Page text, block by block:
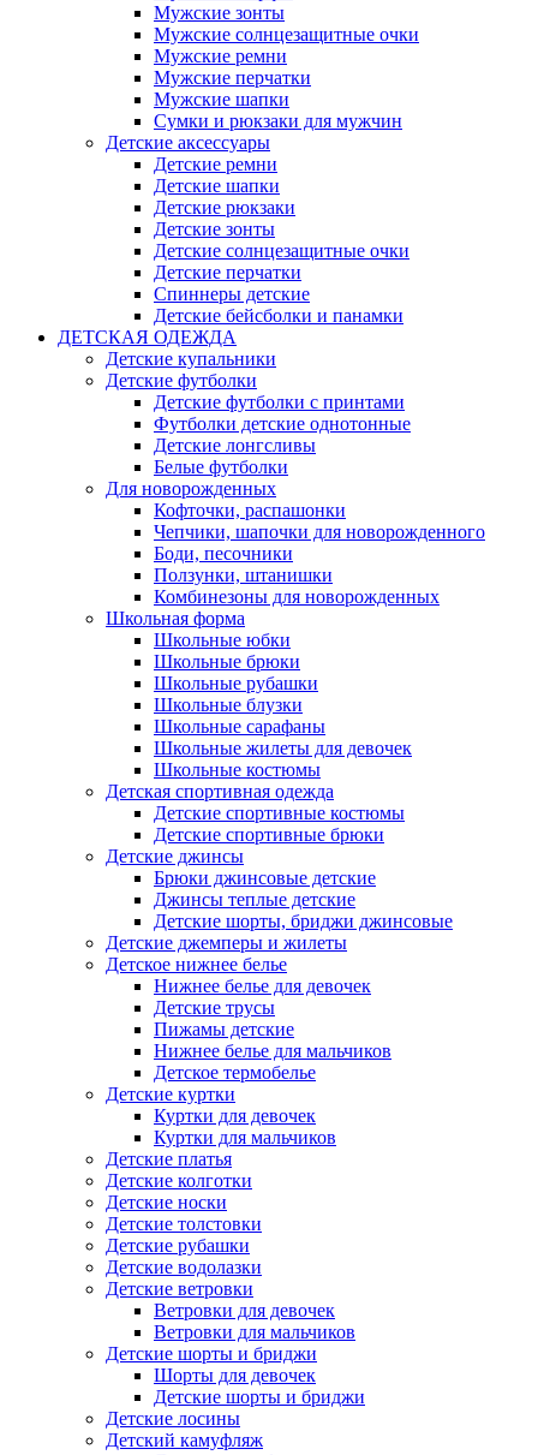
Мужские зонты
Мужские солнцезащитные очки
Мужские ремни
Мужские перчатки
Мужские шапки
Сумки и рюкзаки для мужчин
Детские аксессуары
Детские ремни
Детские шапки
Детские рюкзаки
Детские зонты
Детские солнцезащитные очки
Детские перчатки
Спиннеры детские
Детские бейсболки и панамки
ДЕТСКАЯ ОДЕЖДА
Детские купальники
Детские футболки
Детские футболки с принтами
Футболки детские однотонные
Детские лонгсливы
Белые футболки
Для новорожденных
Кофточки, распашонки
Чепчики, шапочки для новорожденного
Боди, песочники
Ползунки, штанишки
Комбинезоны для новорожденных
Школьная форма
Школьные юбки
Школьные брюки
Школьные рубашки
Школьные блузки
Школьные сарафаны
Школьные жилеты для девочек
Школьные костюмы
Детская спортивная одежда
Детские спортивные костюмы
Детские спортивные брюки
Детские джинсы
Брюки джинсовые детские
Джинсы теплые детские
Детские шорты, бриджи джинсовые
Детские джемперы и жилеты
Детское нижнее белье
Нижнее белье для девочек
Детские трусы
Пижамы детские
Нижнее белье для мальчиков
Детское термобелье
Детские куртки
Куртки для девочек
Куртки для мальчиков
Детские платья
Детские колготки
Детские носки
Детские толстовки
Детские рубашки
Детские водолазки
Детские ветровки
Ветровки для девочек
Ветровки для мальчиков
Детские шорты и бриджи
Шорты для девочек
Детские шорты и бриджи
Детские лосины
Детский камуфляж